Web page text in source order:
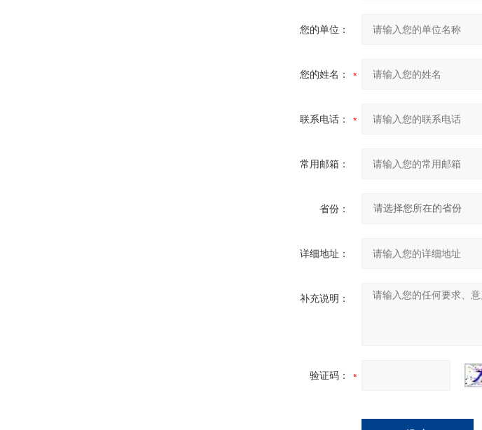
您的单位：
您的姓名：
联系电话：
常用邮箱：
省份：
详细地址：
补充说明：
验证码：